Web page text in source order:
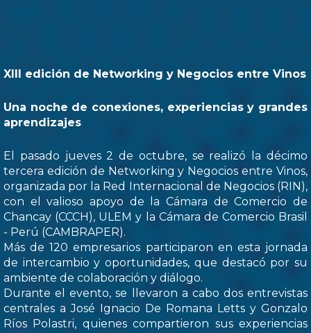
XIII edición de Networking y Negocios entre Vinos
Una noche de conexiones, experiencias y grandes
aprendizajes
El pasado jueves 2 de octubre, se realizó la décimo
tercera edición de Networking y Negocios entre Vinos,
organizada por la Red Internacional de Negocios (RIN),
con el valioso apoyo de la Cámara de Comercio de
Chancay (CCCH), ULEM y la Cámara de Comercio Brasil
- Perú (CAMBRAPER).
Más de 120 empresarios participaron en esta jornada
de intercambio y oportunidades, que destacó por su
ambiente de colaboración y diálogo.
Durante el evento, se llevaron a cabo dos entrevistas
centrales a José Ignacio De Romana Letts y Gonzalo
Ríos Polastri, quienes compartieron sus experiencias